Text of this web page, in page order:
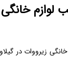
خانگی
زیرووات در